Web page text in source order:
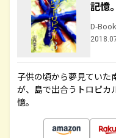
記憶
D-
子供の頃から夢見ていた
が、島で出合うトロピカ
憶。